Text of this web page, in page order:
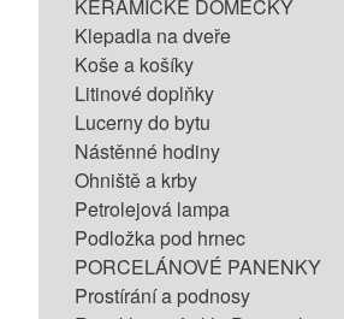
KERAMICKÉ DOMEČKY
Klepadla na dveře
Koše a košíky
Litinové doplňky
Lucerny do bytu
Nástěnné hodiny
Ohniště a krby
Petrolejová lampa
Podložka pod hrnec
PORCELÁNOVÉ PANENKY
Prostírání a podnosy